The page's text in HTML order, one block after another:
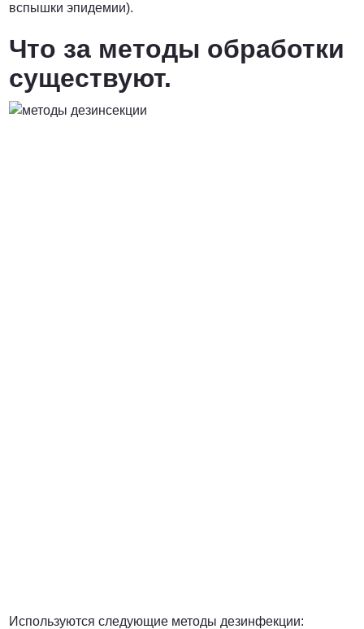
вспышки эпидемии).
Что за методы обработки
существуют.
Используются следующие методы дезинфекции: